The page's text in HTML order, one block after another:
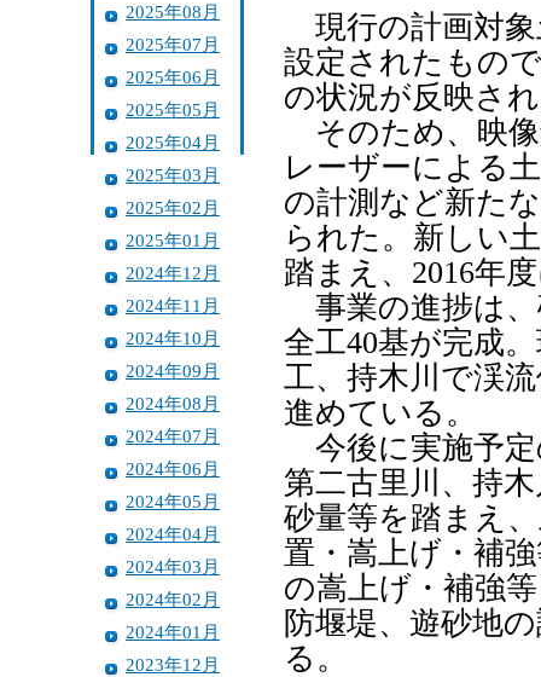
2025年08月
2025年07月
2025年06月
2025年05月
2025年04月
2025年03月
2025年02月
2025年01月
2024年12月
2024年11月
2024年10月
2024年09月
2024年08月
2024年07月
2024年06月
2024年05月
2024年04月
2024年03月
2024年02月
2024年01月
2023年12月
現行の計画対象
設定されたもの
の状況が反映さ
そのため、映像
レーザーによる
の計測など新た
られた。新しい
踏まえ、2016年
事業の進捗は、
全工40基が完成
工、持木川で渓
進めている。
今後に実施予定
第二古里川、持
砂量等を踏まえ
置・嵩上げ・補
の嵩上げ・補強
防堰堤、遊砂地
る。